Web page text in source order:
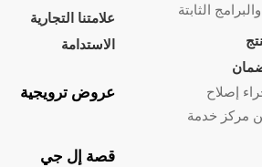
الثابتة
إصلاح
مركز خدمة
علامتنا التجارية
الاستدامة
عروض ترويجية
قصة إل جي